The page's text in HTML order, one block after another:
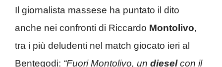
Il giornalista massese ha puntato il dito
anche nei confronti di Riccardo Montolivo,
tra i più deludenti nel match giocato ieri al
Bentegodi: “Fuori Montolivo, un dieselcon il